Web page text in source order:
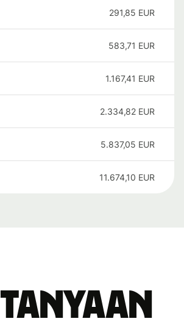
291,85 EUR
583,71 EUR
1.167,41 EUR
2.334,82 EUR
5.837,05 EUR
11.674,10 EUR